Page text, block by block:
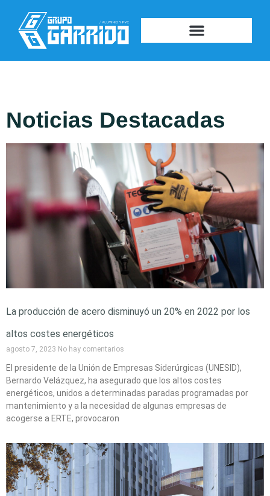
Noticias Destacadas
La producción de acero disminuyó un 20% en 2022 por los
altos costes energéticos
agosto 7, 2023 No hay comentarios
El presidente de la Unión de Empresas Siderúrgicas (UNESID),
Bernardo Velázquez, ha asegurado que los altos costes
energéticos, unidos a determinadas paradas programadas por
mantenimiento y a la necesidad de algunas empresas de
acogerse a ERTE, provocaron